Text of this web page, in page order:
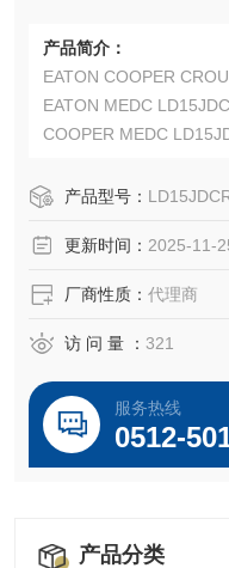
产品简介：
EATON COOPER
EATON MEDC
COOPER MEDC
EATON CROUSE-
产品型号：
更新时间： 2025-11-
厂商性质： 代理商
访 问 量 ： 321
服务热线
0512-
产品分类